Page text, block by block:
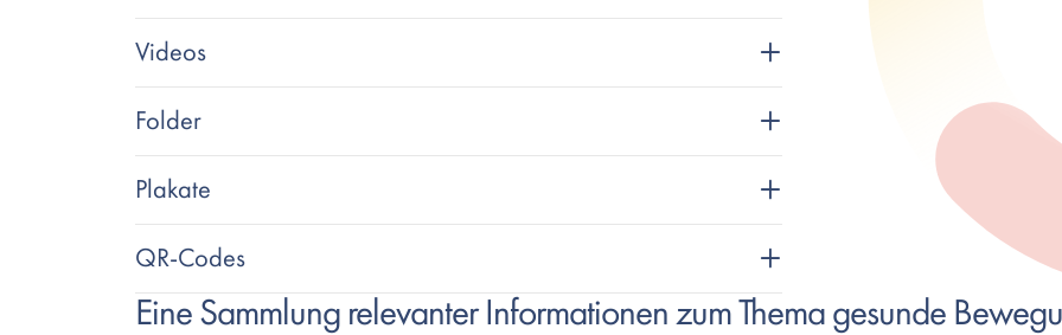
Videos
Folder
Plakate
QR-Codes
Eine Sammlung relevanter Informationen zum Thema gesunde